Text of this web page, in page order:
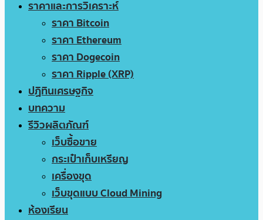
ราคาและการวิเคราะห์
ราคา Bitcoin
ราคา Ethereum
ราคา Dogecoin
ราคา Ripple (XRP)
ปฏิทินเศรษฐกิจ
บทความ
รีวิวผลิตภัณฑ์
เว็บซื้อขาย
กระเป๋าเก็บเหรียญ
เครื่องขุด
เว็บขุดแบบ Cloud Mining
ห้องเรียน